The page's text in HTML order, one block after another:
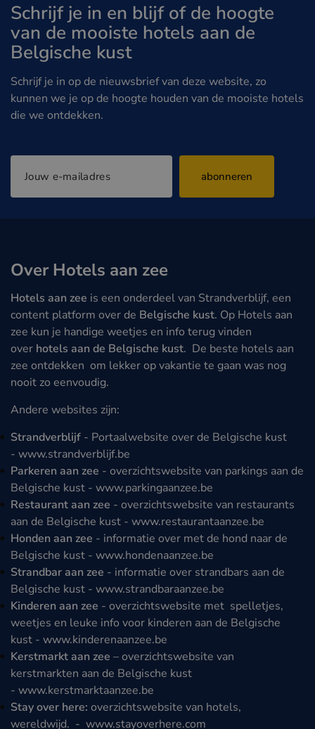
Schrijf je in en blijf of de hoogte
van de mooiste hotels aan de
Belgische kust
Schrijf je in op de nieuwsbrief van deze website, zo
kunnen we je op de hoogte houden van de mooiste hotels
die we ontdekken.
abonneren
Over Hotels aan zee
Hotels aan zee is een onderdeel van Strandverblijf, een
content platform over de Belgische kust. Op Hotels aan
zee kun je handige weetjes en info terug vinden
over hotels aan de Belgische kust. De beste hotels aan
zee ontdekken om lekker op vakantie te gaan was nog
nooit zo eenvoudig.
Andere websites zijn:
Strandverblijf - Portaalwebsite over de Belgische kust
- www.strandverblijf.be
Parkeren aan zee - overzichtswebsite van parkings aan de
Belgische kust - www.parkingaanzee.be
Restaurant aan zee - overzichtswebsite van restaurants
aan de Belgische kust - www.restaurantaanzee.be
Honden aan zee - informatie over met de hond naar de
Belgische kust - www.hondenaanzee.be
Strandbar aan zee - informatie over strandbars aan de
Belgische kust - www.strandbaraanzee.be
Kinderen aan zee - overzichtswebsite met spelletjes,
weetjes en leuke info voor kinderen aan de Belgische
kust - www.kinderenaanzee.be
Kerstmarkt aan zee – overzichtswebsite van
kerstmarkten aan de Belgische kust
- www.kerstmarktaanzee.be
Stay over here: overzichtswebsite van hotels,
wereldwijd. - www.stayoverhere.com